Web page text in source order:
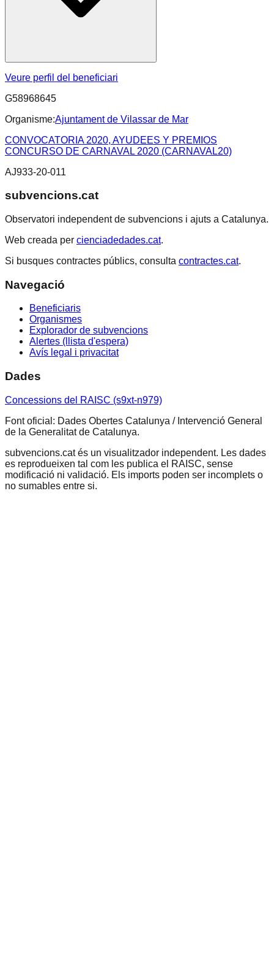
Veure perfil del beneficiari
G58968645
Organisme:Ajuntament de Vilassar de Mar
CONVOCATORIA 2020, AYUDEES Y PREMIOS
CONCURSO DE CARNAVAL 2020 (CARNAVAL20)
AJ933-20-011
subvencions.cat
Observatori independent de subvencions i ajuts a Catalunya.
Web creada per cienciadedades.cat.
Si busques contractes públics, consulta contractes.cat.
Navegació
Beneficiaris
Organismes
Explorador de subvencions
Alertes (llista d'espera)
Avís legal i privacitat
Dades
Concessions del RAISC (s9xt-n979)
Font oficial: Dades Obertes Catalunya / Intervenció General
de la Generalitat de Catalunya.
subvencions.cat és un visualitzador independent. Les dades
es reprodueixen tal com les publica el RAISC, sense
modificació ni validació. Els imports poden ser incomplets o
no sumables entre si.